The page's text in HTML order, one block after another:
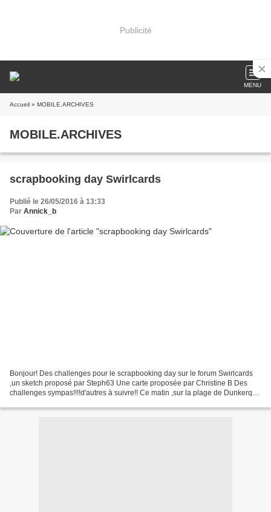
Publicité
MENU
Accueil » MOBILE.ARCHIVES
MOBILE.ARCHIVES
scrapbooking day Swirlcards
Publié le 26/05/2016 à 13:33
Par Annick_b
Bonjour! Des challenges pour le scrapbooking day sur le forum Swirlcards
,un sketch proposé par Steph63 Une carte proposée par Christine B Des
challenges sympas!!!!d'autres à suivre!! Ce matin ,sur la plage de Dunkerque